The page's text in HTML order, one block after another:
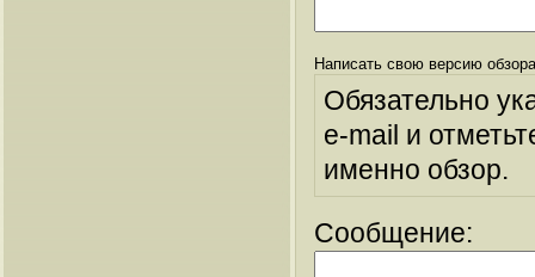
Написать свою версию
Обязательно
e-mail и
именно обзор.
Сообщение: